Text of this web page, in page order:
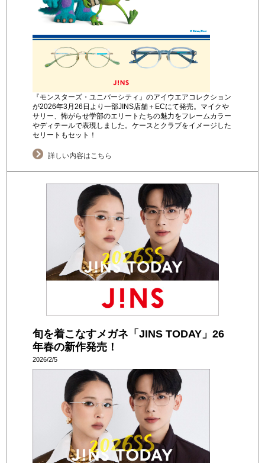
『モンスターズ・ユニバーシティ』のアイウエアコレクション
が2026年3月26日より一部JINS店舗＋ECにて発売。マイクや
サリー、怖がらせ学部のエリートたちの魅力をフレームカラー
やディテールで表現しました。ケースとクラブをイメージした
セリートもセット！
詳しい内容はこちら
旬を着こなすメガネ「JINS TODAY」26
年春の新作発売！
2026/2/5